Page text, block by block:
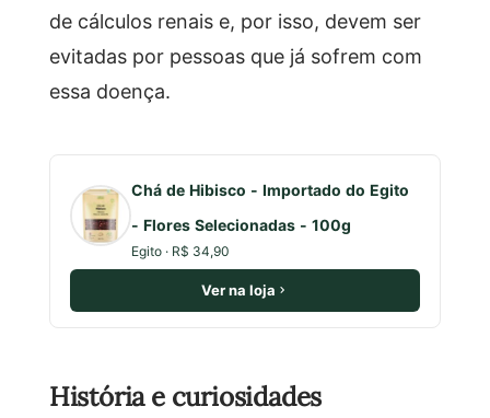
de cálculos renais e, por isso, devem ser
evitadas por pessoas que já sofrem com
essa doença.
Chá de Hibisco - Importado do Egito
- Flores Selecionadas - 100g
Egito · R$ 34,90
Ver na loja
História e curiosidades